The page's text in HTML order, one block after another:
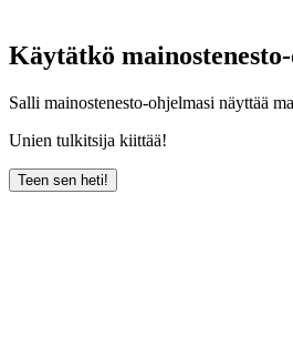
Käytätkö
Salli mainostenesto-ohjelmasi näyttää
Unien tulkitsija kiittää!
Teen sen heti!